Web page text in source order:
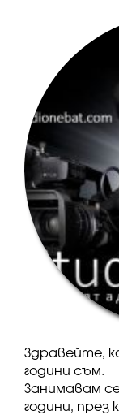
Здравейте,
години съм.
Занимавам
години, през